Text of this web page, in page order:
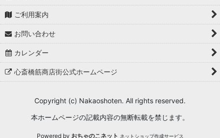
ご利用案内
お問い合わせ
カレンダー
心斎橋筋商店街公式ホームページ
Copyright (c) Nakaoshoten. All rights reserved.
本ホームページの記載内容の無断転載を禁じます。
Powered by おちゃのこネット ネットショップ作成サービス